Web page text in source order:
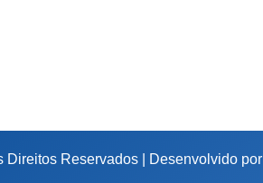
Reservados | Desenvolvido por